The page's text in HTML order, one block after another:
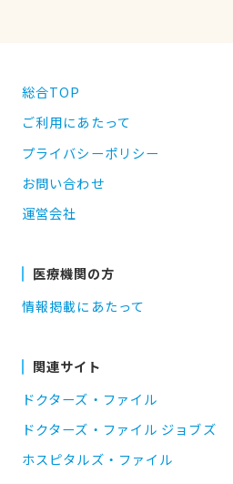
総合TOP
ご利用にあたって
プライバシーポリシー
お問い合わせ
運営会社
医療機関の方
情報掲載にあたって
関連サイト
ドクターズ・ファイル
ドクターズ・ファイル ジョブズ
ホスピタルズ・ファイル